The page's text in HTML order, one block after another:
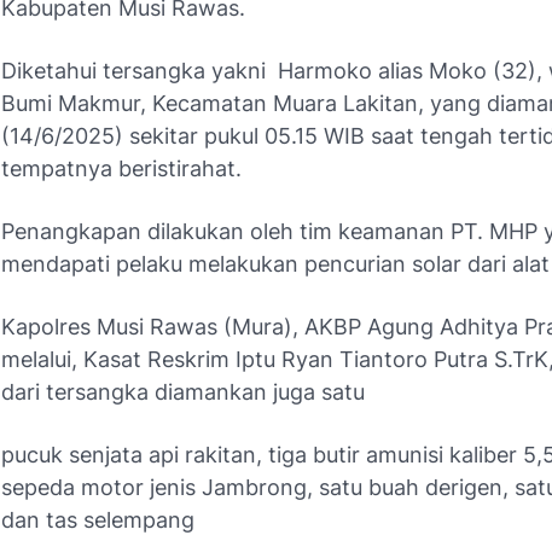
Kabupaten Musi Rawas.
Diketahui tersangka yakni Harmoko alias Moko (32),
Bumi Makmur, Kecamatan Muara Lakitan, yang
(14/6/2025) sekitar pukul 05.15 WIB saat tengah
tempatnya beristirahat.
Penangkapan dilakukan oleh tim keamanan PT. MHP
mendapati pelaku melakukan pencurian solar dari
Kapolres Musi Rawas (Mura), AKBP Agung Adhitya
melalui, Kasat Reskrim Iptu Ryan Tiantoro Putra
dari tersangka diamankan juga satu
pucuk senjata api rakitan, tiga butir amunisi kaliber
sepeda motor jenis Jambrong, satu buah derigen,
dan tas selempang